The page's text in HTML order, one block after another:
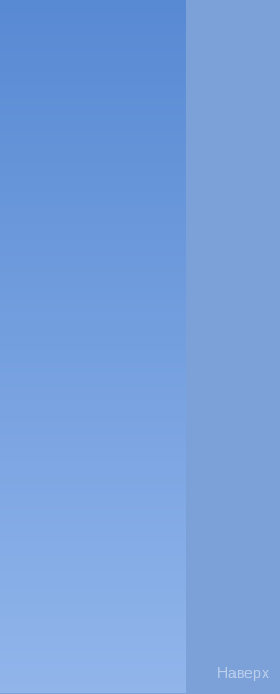
Наверх